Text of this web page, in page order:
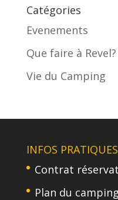
Catégories
Evenements
Que faire à Revel?
Vie du Camping
INFOS PRATIQUES
Contrat
Plan du camping